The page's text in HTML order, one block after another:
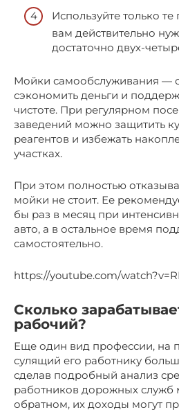
Используйте только
вам действительно
достаточно двух-
Мойки самообслуживания —
сэкономить деньги и
чистоте. При регулярном
заведений можно защитить
реагентов и избежать
участках.
При этом полностью
мойки не стоит. Ее
бы раз в месяц при
авто, а в остальное время
самостоятельно.
https://youtube.com/
Сколько
рабочий?
Еще один вид профессии, на
сулящий его работнику
сделав подробный анализ
работников дорожных служб
обратном, их доходы могут